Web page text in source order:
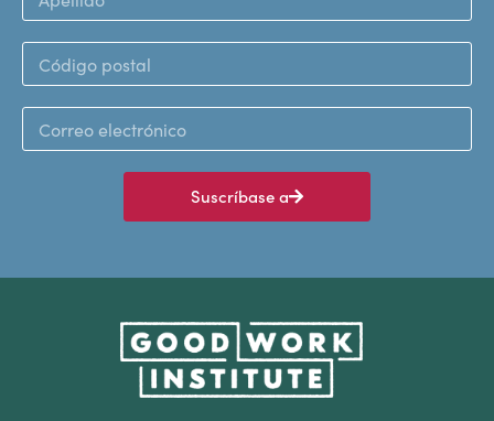
Suscríbase a